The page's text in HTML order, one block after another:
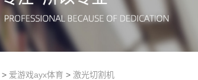
> 爱游戏ayx体育 > 激光切割机